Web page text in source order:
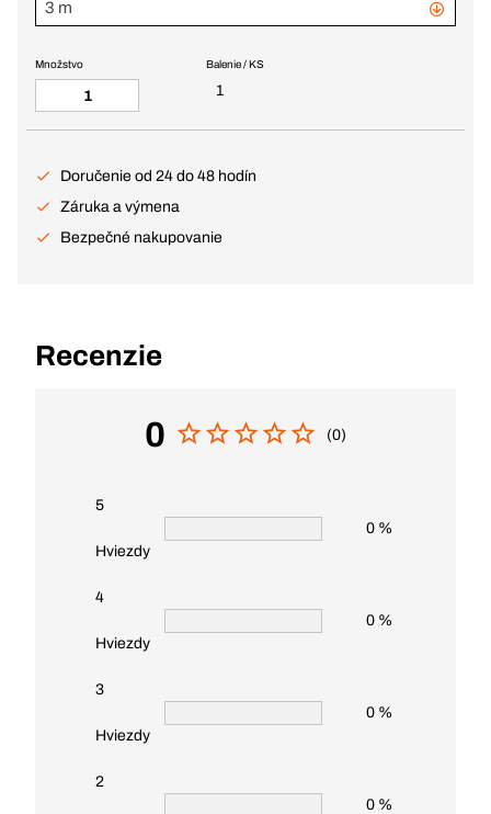
3 m
Balenie / KS
1
Množstvo
Doručenie od 24 do 48 hodín
Záruka a výmena
Bezpečné nakupovanie
Recenzie
0 (0)
5
Hviezdy
0 %
4
Hviezdy
0 %
3
Hviezdy
0 %
2
0 %